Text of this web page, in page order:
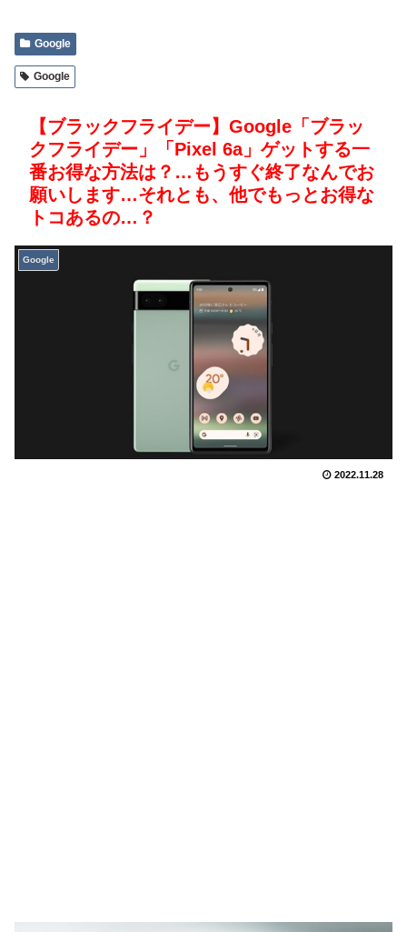
Google
Google
【ブラックフライデー】Google「ブラッ
クフライデー」「Pixel 6a」ゲットする一
番お得な方法は？…もうすぐ終了なんでお
願いします…それとも、他でもっとお得な
トコあるの…？
Google
2022.11.28